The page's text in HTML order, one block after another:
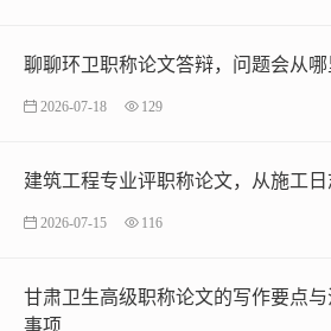
聊聊环卫职称论文答辩，问题会从
2026-07-18 129
建筑工程专业评职称论文，从施工
2026-07-15 116
甘肃卫生高级职称论文的写作要点与
事项